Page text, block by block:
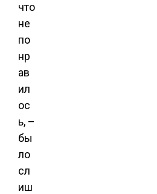
что
не
по
нр
ав
ил
ос
ь, –
бы
ло
сл
иш